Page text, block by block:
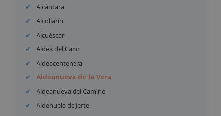
Alcántara
Alcollarín
Alcuéscar
Aldea del Cano
Aldeacentenera
Aldeanueva de la Vera
Aldeanueva del Camino
Aldehuela de Jerte